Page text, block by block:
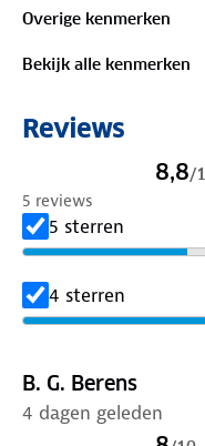
Materiaal
Is je kleding aan
onze winkels. Wij
Overige kenmerken
Bekijk alle kenmerken
Reviews
8,8/
5 reviews
5 sterren
4 sterren
B. G. Berens
4 dagen geleden